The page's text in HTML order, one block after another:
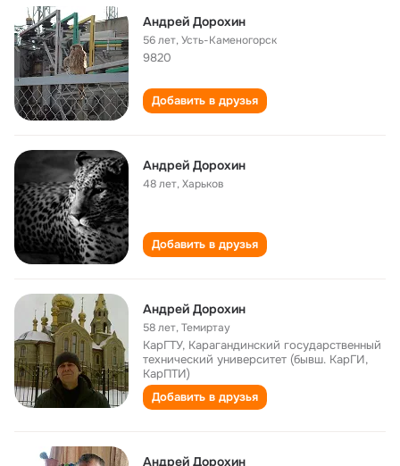
Андрей Дорохин
56 лет,Усть-Каменогорск
9820
Добавить в друзья
Андрей Дорохин
48 лет,Харьков
Добавить в друзья
Андрей Дорохин
58 лет,Темиртау
КарГТУ, Карагандинский государственный
технический университет (бывш. КарГИ,
КарПТИ)
Добавить в друзья
Андрей Дорохин